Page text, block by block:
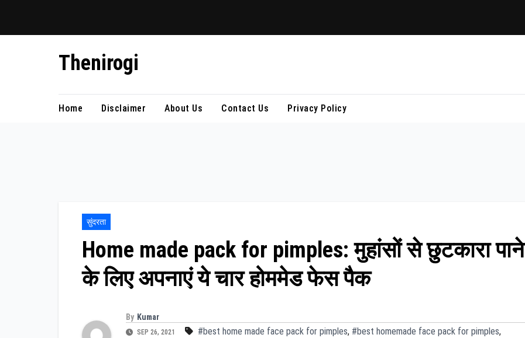
Thenirogi
Home Disclaimer About Us Contact Us Privacy Policy
सुंदरता
Home made pack for pimples: मुहांसों से छुटकारा पाने
के लिए अपनाएं ये चार होममेड फेस पैक
By Kumar
SEP 26, 2021 #best home made face pack for pimples, #best homemade face pack for pimples,